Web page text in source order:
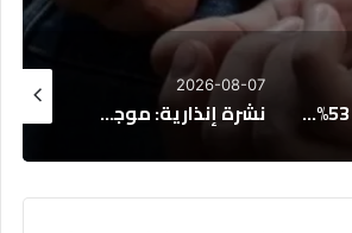
تقرير يكشف: 53% من المغاربة يفكرون في الهجرة، و65% يرفضون عمل الأجانب
2026-08-07
نشرة إنذارية: موجة حر وزخات رعدية بعدد من مناطق المملكة
2026-08-07